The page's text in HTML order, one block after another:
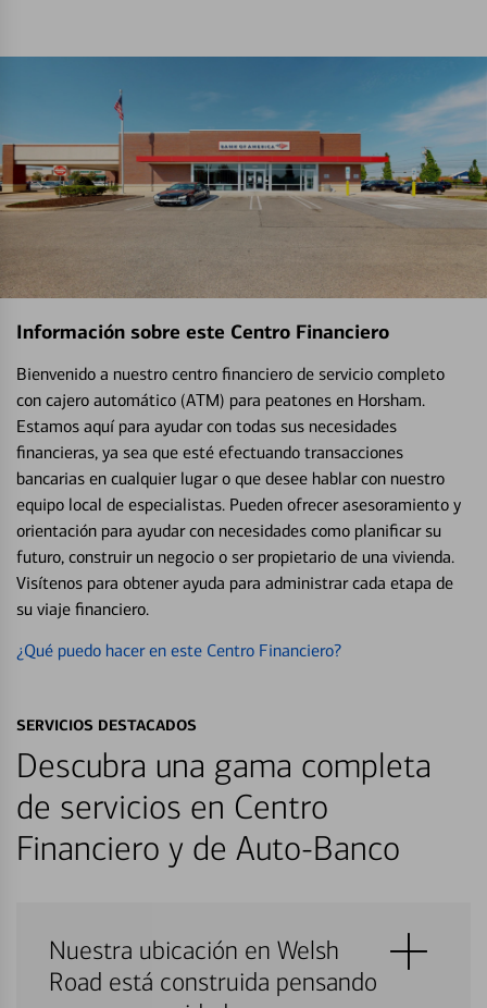
Información sobre este Centro Financiero
Bienvenido a nuestro centro financiero de servicio completo
con cajero automático (ATM) para peatones en Horsham.
Estamos aquí para ayudar con todas sus necesidades
financieras, ya sea que esté efectuando transacciones
bancarias en cualquier lugar o que desee hablar con nuestro
equipo local de especialistas. Pueden ofrecer asesoramiento y
orientación para ayudar con necesidades como planificar su
futuro, construir un negocio o ser propietario de una vivienda.
Visítenos para obtener ayuda para administrar cada etapa de
su viaje financiero.
¿Qué puedo hacer en este Centro Financiero?
SERVICIOS DESTACADOS
Descubra una gama completa
de servicios en Centro
Financiero y de Auto-Banco
Nuestra ubicación en Welsh
Road está construida pensando